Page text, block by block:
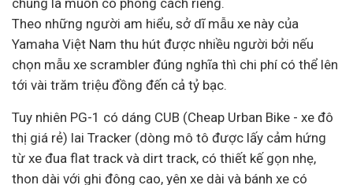
chung là muốn có phong cách riêng.
Theo những người am hiểu, sở dĩ mẫu xe này của
Yamaha Việt Nam thu hút được nhiều người bởi nếu
chọn mẫu xe scrambler đúng nghĩa thì chi phí có thể lên
tới vài trăm triệu đồng đến cả tỷ bạc.
Tuy nhiên PG-1 có dáng CUB (Cheap Urban Bike - xe đô
thị giá rẻ) lai Tracker (dòng mô tô được lấy cảm hứng
từ xe đua flat track và dirt track, có thiết kế gọn nhẹ,
thon dài với ghi đông cao, yên xe dài và bánh xe có